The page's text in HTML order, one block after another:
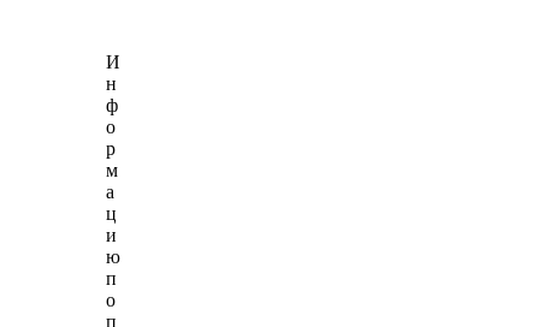
И
н
ф
о
р
м
а
ц
и
ю
п
о
п